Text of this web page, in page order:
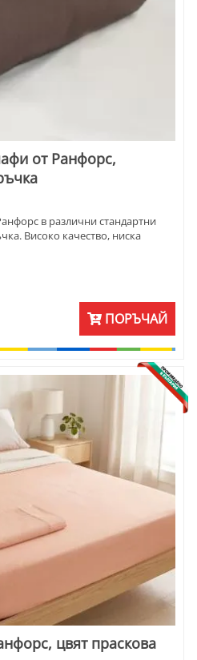
от Ранфорс,
в различни стандартни
Високо качество, ниска
ПОРЪЧАЙ
цвят праскова